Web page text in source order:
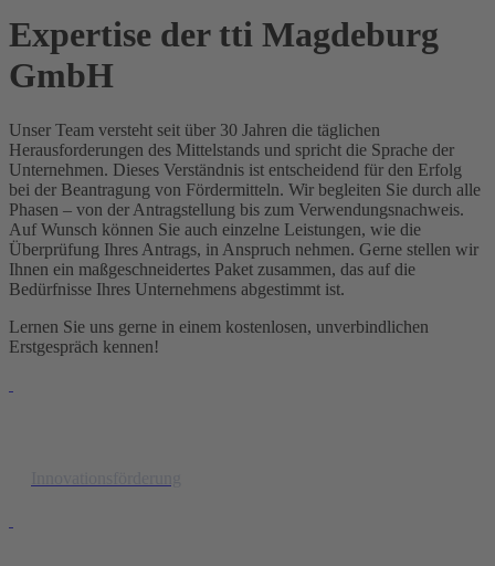
Expertise der tti Magdeburg
GmbH
Unser Team versteht seit über 30 Jahren die täglichen
Herausforderungen des Mittelstands und spricht die Sprache der
Unternehmen. Dieses Verständnis ist entscheidend für den Erfolg
bei der Beantragung von Fördermitteln. Wir begleiten Sie durch alle
Phasen – von der Antragstellung bis zum Verwendungsnachweis.
Auf Wunsch können Sie auch einzelne Leistungen, wie die
Überprüfung Ihres Antrags, in Anspruch nehmen. Gerne stellen wir
Ihnen ein maßgeschneidertes Paket zusammen, das auf die
Bedürfnisse Ihres Unternehmens abgestimmt ist.
Lernen Sie uns gerne in einem kostenlosen, unverbindlichen
Erstgespräch kennen!